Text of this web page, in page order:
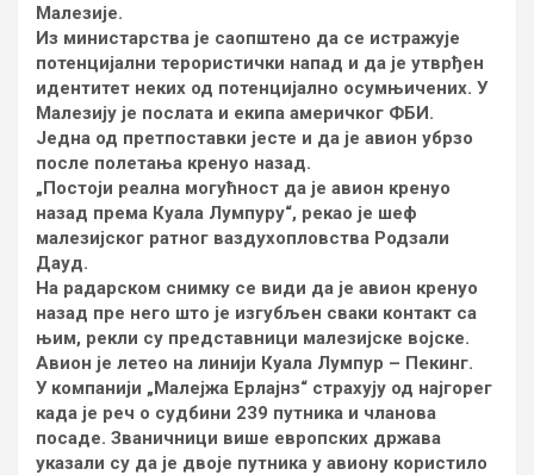
Малезије.
Из министарства је саопштено да се истражује
потенцијални терористички напад и да је утврђен
идентитет неких од потенцијално осумњичених. У
Малезију је послата и екипа америчког ФБИ.
Једна од претпоставки јесте и да је авион убрзо
после полетања кренуо назад.
„Постоји реална могућност да је авион кренуо
назад према Куала Лумпуру“, рекао је шеф
малезијског ратног ваздухопловства Родзали
Дауд.
На радарском снимку се види да је авион кренуо
назад пре него што је изгубљен сваки контакт са
њим, рекли су представници малезијске војске.
Авион је летео на линији Куала Лумпур – Пекинг.
У компанији „Малејжа Ерлајнз“ страхују од најгорег
када је реч о судбини 239 путника и чланова
посаде. Званичници више европских држава
указали су да је двоје путника у авиону користило